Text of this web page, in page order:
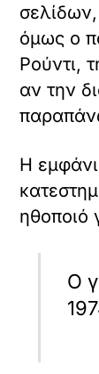
όμως ο
Ρούντι,
αν την
Η
ηθοποιό
Ο